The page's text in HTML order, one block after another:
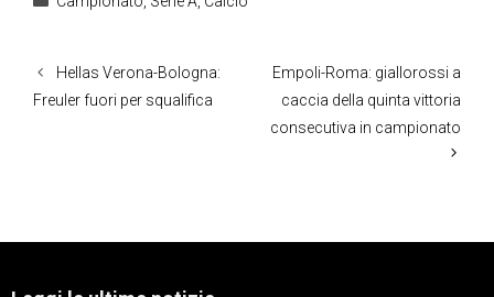
Hellas Verona-Bologna:
Freuler fuori per squalifica
Empoli-Roma: giallorossi a
caccia della quinta vittoria
consecutiva in campionato